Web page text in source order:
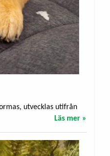
utvecklas utifrån
Läs mer »